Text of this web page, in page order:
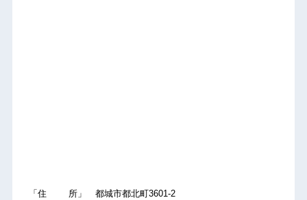
「住 所」 都城市都北町3601-2